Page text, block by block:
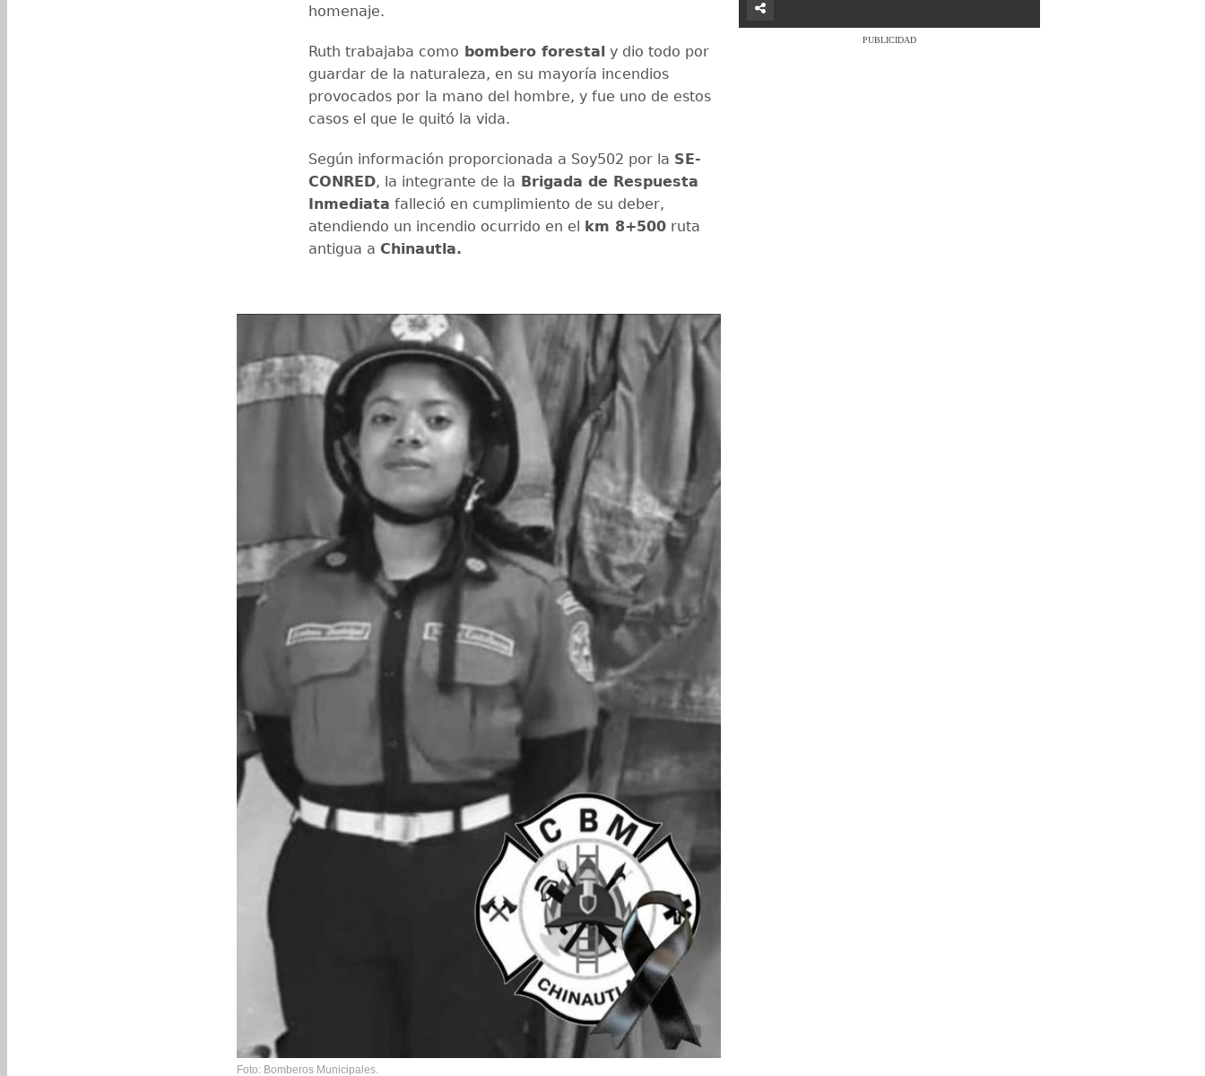
homenaje.
Ruth trabajaba como bombero forestal y dio todo por
guardar de la naturaleza, en su mayoría incendios
provocados por la mano del hombre, y fue uno de estos
casos el que le quitó la vida.
Según información proporcionada a Soy502 por la SE-
CONRED, la integrante de la Brigada de Respuesta
Inmediata falleció en cumplimiento de su deber,
atendiendo un incendio ocurrido en el km 8+500 ruta
antigua a Chinautla.
Foto: Bomberos Municipales.
PUBLICIDAD